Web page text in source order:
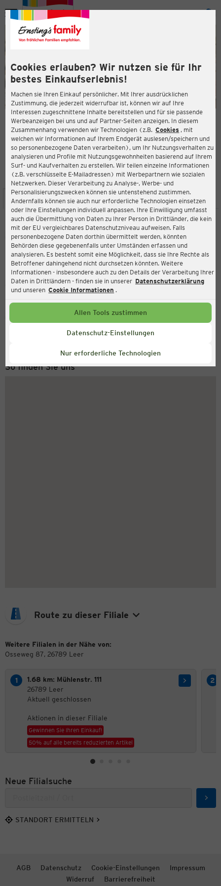
Cookies erlauben? Wir nutzen sie für Ihr
bestes Einkaufserlebnis!
Machen sie Ihren Einkauf persönlicher. Mit Ihrer ausdrücklichen
Zustimmung, die jederzeit widerrufbar ist, können wir auf Ihre
Interessen zugeschnittene Inhalte bereitstellen und für sie passende
Werbeanzeigen bei uns und auf Partner-Seiten anzeigen. In diesem
Zusammenhang verwenden wir Technologien (z.B. Cookies , mit
welchen wir Informationen auf Ihrem Endgerät auslesen/speichern und
so personenbezogene Daten verarbeiten), um Ihr Nutzungsverhalten zu
analysieren und Profile mit Nutzungsgewohnheiten basierend auf Ihrem
Surf- und Kaufverhalten zu erstellen. Wir teilen einzelne Informationen
(z.B. verschlüsselte E-Mailadressen) mit Werbepartnern wie sozialen
Netzwerken. Dieser Verarbeitung zu Analyse-, Werbe- und
Personalisierungszwecken können sie untenstehend zustimmen.
Andernfalls können sie auch nur erforderliche Technologien einsetzen
oder Ihre Einstellungen individuell anpassen. Ihre Einwilligung umfasst
auch die Übermittlung von Daten zu Ihrer Person in Drittländer, die kein
mit der EU vergleichbares Datenschutzniveau aufweisen. Falls
personenbezogene Daten dorthin übermittelt werden, könnten
Behörden diese gegebenenfalls unter Umständen erfassen und
analysieren. Es besteht somit eine Möglichkeit, dass sie Ihre Rechte als
Betroffener dahingehend nicht durchsetzen könnten. Weitere
Informationen - insbesondere auch zu den Details der Verarbeitung Ihrer
Daten in Drittländern - finden sie in unserer Datenschutzerklärung
und unseren Cookie Informationen .
Allen Tools zustimmen
Datenschutz-Einstellungen
Nur erforderliche Technologien
Menü
ERNSTING'S FAMILY FILIALE
Osseweg 87
26789 Leer
4,6
Bewertung:
STANDORT SERVICES SORTIMENT AKTIONEN
Ernsting's family
Osseweg 87, 26789 Leer
Aktuell:
Geschlossen
Service Hotline
+43 (0) 1 2675 502
So finden Sie uns
Route zu dieser Filiale
Weitere Filialen in der Nähe von:
Osseweg 87, 26789 Leer
1.68 km: Mühlenstr. 111
26789 Leer
Aktuell geschlossen
Aktionen in dieser Filiale
Gewinnen Sie Ihren Einkauf!
50% auf alle bereits reduzierten Artikel
Neue Filialsuche
STANDORT ERMITTELN
AGB Datenschutz Cookie-Einstellungen
Impressum
Widerruf
Barrierefreiheit